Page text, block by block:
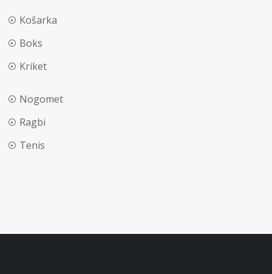
Košarka
Boks
Kriket
Nogomet
Ragbi
Tenis